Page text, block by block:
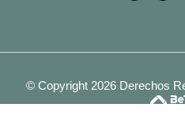
© Copyright 2026 Derechos